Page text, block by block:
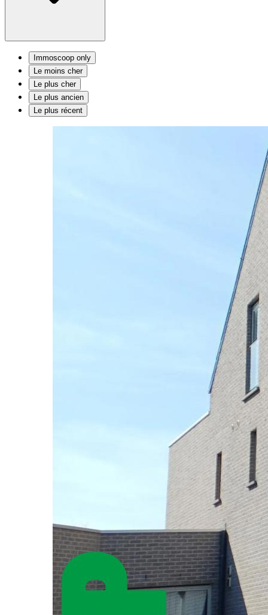
Immoscoop only
Le moins cher
Le plus cher
Le plus ancien
Le plus récent